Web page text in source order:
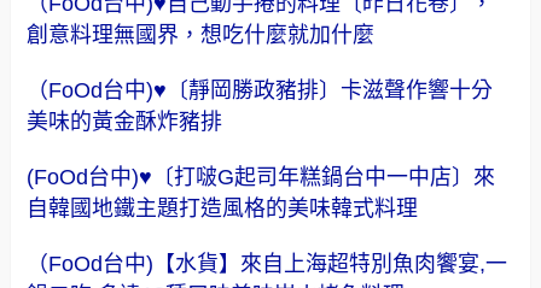
（FoOd台中)♥自己動手捲的料理〔昨日花卷〕，
創意料理無國界，想吃什麼就加什麼
（FoOd台中)♥〔靜岡勝政豬排〕卡滋聲作響十分
美味的黃金酥炸豬排
(FoOd台中)♥〔打啵G起司年糕鍋台中一中店〕來
自韓國地鐵主題打造風格的美味韓式料理